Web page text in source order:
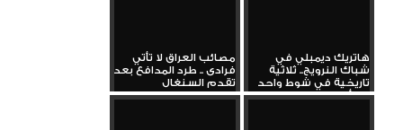
هاتريك ديمبلي في
شباك النرويج.. ثلاثية
تاريخية في شوط واحد
بكأس...
مصائب العراق لا تأتي
فرادى .. طرد المدافع بعد
تقدم السنغال